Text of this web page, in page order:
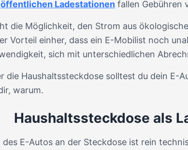
öffentlichen Ladestationen fallen Gebühren
die Möglichkeit, den Strom aus
Vorteil einher, dass ein E-Mobilist noch
sich mit unterschiedlichen
die Haushaltssteckdose solltest du dein E-
warum.
Haushaltssteckdose als
des E-Autos an der Steckdose ist rein